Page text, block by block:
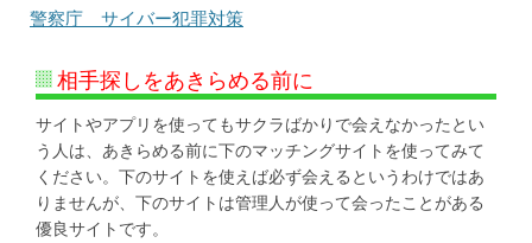
警察庁 サイバー犯罪対策
相手探しをあきらめる前に
サイトやアプリを使ってもサクラばかりで会えなかったとい
う人は、あきらめる前に下のマッチングサイトを使ってみて
ください。下のサイトを使えば必ず会えるというわけではあ
りませんが、下のサイトは管理人が使って会ったことがある
優良サイトです。